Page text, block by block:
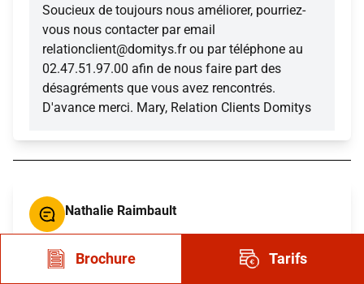
Soucieux de toujours nous améliorer, pourriez-
vous nous contacter par email
relationclient@domitys.fr ou par téléphone au
02.47.51.97.00 afin de nous faire part des
désagréments que vous avez rencontrés.
D'avance merci. Mary, Relation Clients Domitys
Nathalie Raimbault
Brochure Tarifs